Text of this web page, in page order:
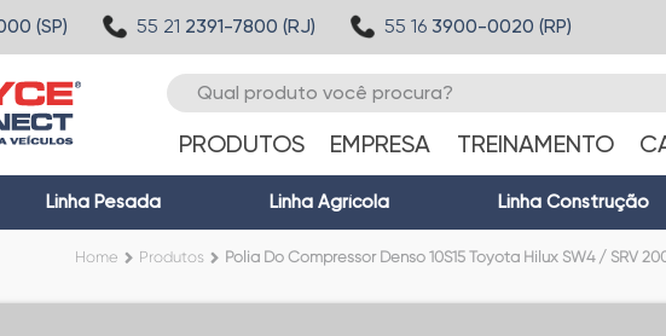
(SP) 55 21 2391-7800 (RJ) 55 16 3900-0020 (RP)
PRODUTOS EMPRESA TREINAMENTO
Linha Pesada Linha Agrícola Linha Construção
Home Produtos Polia Do Compressor Denso 10S15 Toyota Hilux SW4 / SRV